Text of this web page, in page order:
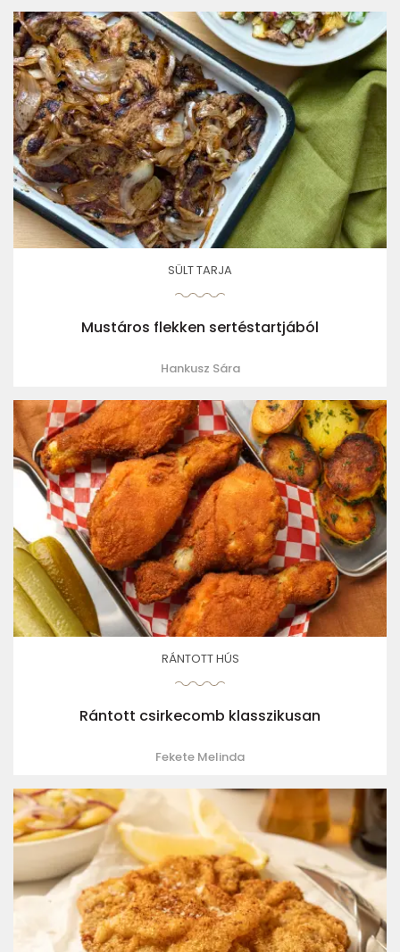
SÜLT TARJA
Mustáros flekken sertéstartjából
Hankusz Sára
RÁNTOTT HÚS
Rántott csirkecomb klasszikusan
Fekete Melinda